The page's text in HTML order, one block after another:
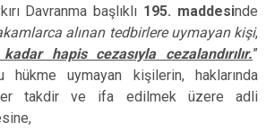
Davranma başlıklı 195. maddesinde
alınan tedbirlere uymayan kişi,
hapis cezasıyla cezalandırılır.”
hükme uymayan kişilerin, haklarında
takdir ve ifa edilmek üzere adli